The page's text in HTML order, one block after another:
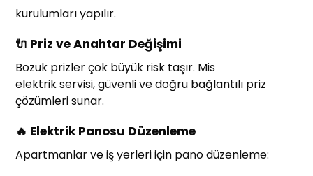
kurulumları yapılır.
🔌 Priz ve Anahtar Değişimi
Bozuk prizler çok büyük risk taşır. Mis
elektrik servisi, güvenli ve doğru bağlantılı priz
çözümleri sunar.
🔥 Elektrik Panosu Düzenleme
Apartmanlar ve iş yerleri için pano düzenleme: